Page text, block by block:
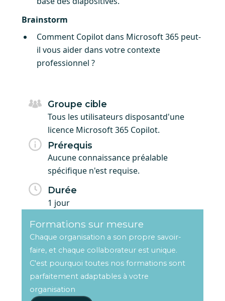
Brainstorm
Comment Copilot dans Microsoft 365 peut-
il vous aider dans votre contexte
professionnel ?
Groupe cible
Tous les utilisateurs disposantd'une
licence Microsoft 365 Copilot.
Prérequis
Aucune connaissance préalable
spécifique n'est requise.
Durée
1 jour
Formations sur mesure
Chaque organisation a son propre savoir-
faire, et chaque collaborateur est unique.
C'est pourquoi toutes nos formations sont
parfaitement adaptables à votre
organisation